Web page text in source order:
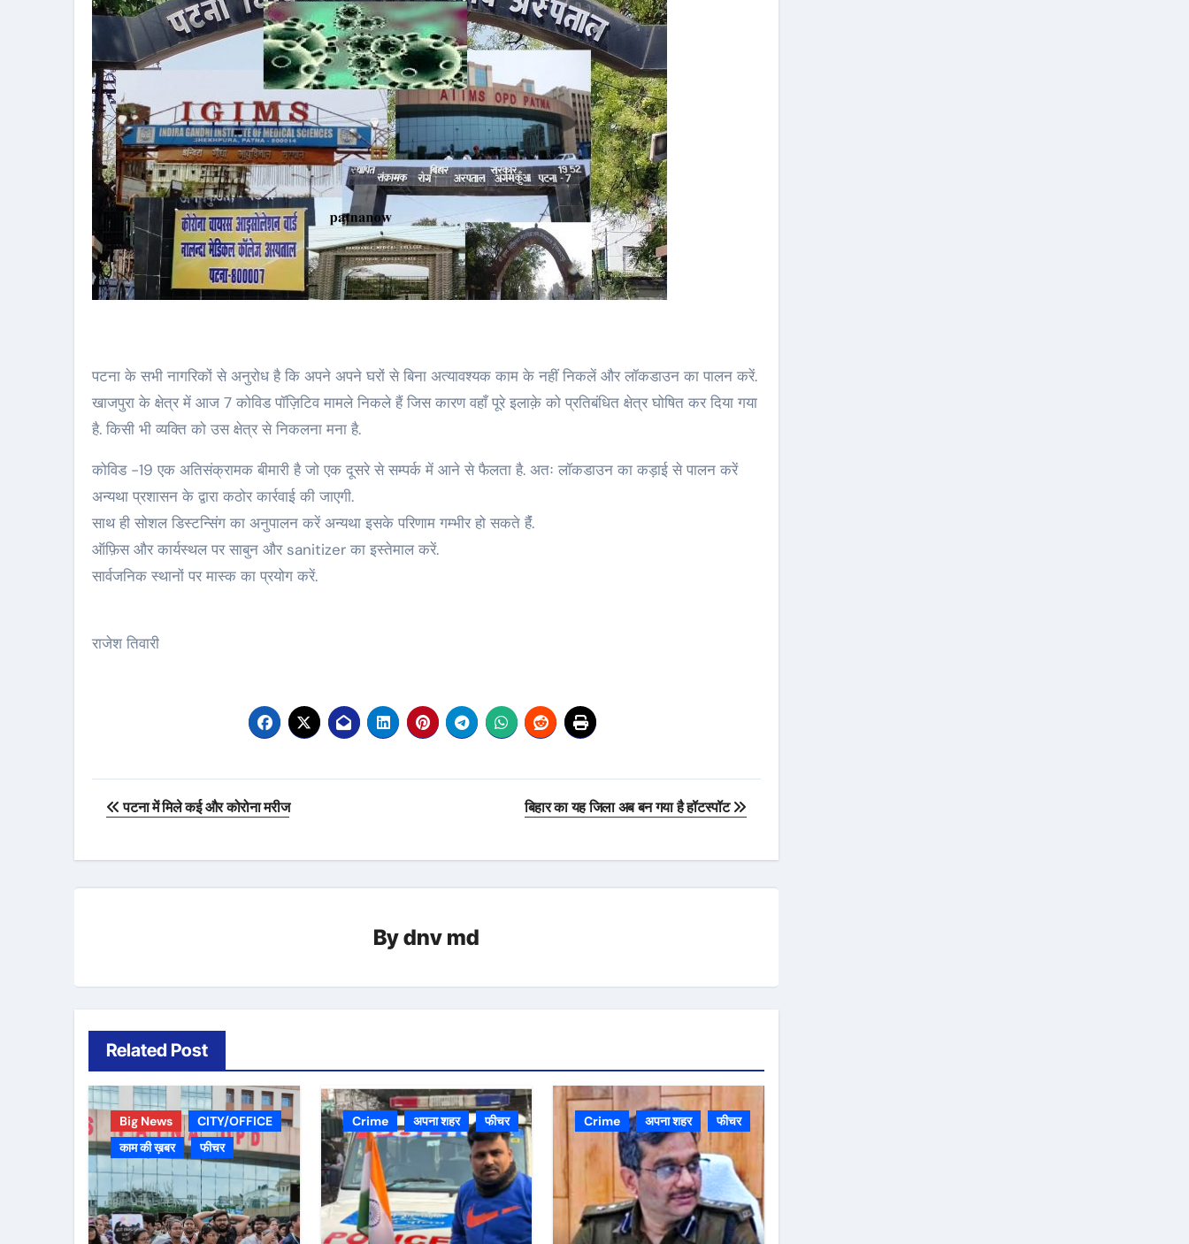
पटना के सभी नागरिकों से अनुरोध है कि अपने अपने घरों से बिना अत्यावश्यक काम के नहीं निकलें और लॉकडाउन का पालन करें.
खाजपुरा के क्षेत्र में आज 7 कोविड पॉज़िटिव मामले निकले हैं जिस कारण वहाँ पूरे इलाक़े को प्रतिबंधित क्षेत्र घोषित कर दिया गया
है. किसी भी व्यक्ति को उस क्षेत्र से निकलना मना है.
कोविड -19 एक अतिसंक्रामक बीमारी है जो एक दूसरे से सम्पर्क में आने से फैलता है. अतः लॉकडाउन का कड़ाई से पालन करें
अन्यथा प्रशासन के द्वारा कठोर कार्रवाई की जाएगी.
साथ ही सोशल डिस्टन्सिंग का अनुपालन करें अन्यथा इसके परिणाम गम्भीर हो सकते हैंं.
ऑफ़िस और कार्यस्थल पर साबुन और sanitizer का इस्तेमाल करें.
सार्वजनिक स्थानों पर मास्क का प्रयोग करें.
राजेश तिवारी
Post
पटना में मिले कई और कोरोना मरीज बिहार का यह जिला अब बन गया है हॉटस्पॉट
Bydnv md
Related Post
Big News
CITY/OFFICE
काम की ख़बर
फीचर
Crime अपना शहर फीचर Crime अपना शहर फीचर